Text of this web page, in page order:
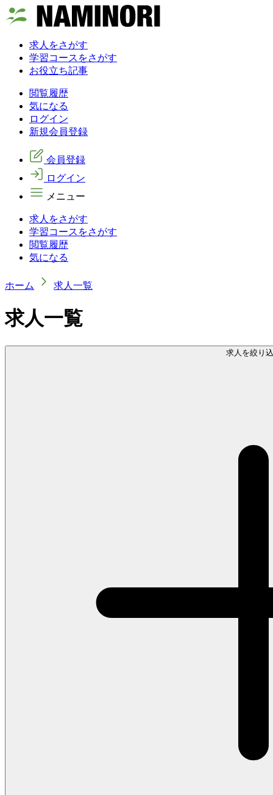
求人をさがす
学習コースをさがす
お役立ち記事
閲覧履歴
気になる
ログイン
新規会員登録
会員登録
ログイン
メニュー
求人をさがす
学習コースをさがす
閲覧履歴
気になる
ホーム 求人一覧
求人一覧
求人を絞り